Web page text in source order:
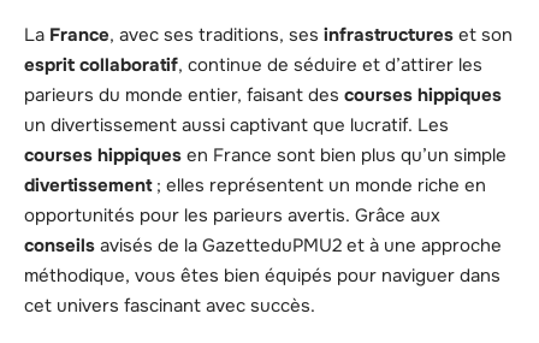
La France, avec ses traditions, ses infrastructures et son
esprit collaboratif, continue de séduire et d’attirer les
parieurs du monde entier, faisant des courses hippiques
un divertissement aussi captivant que lucratif. Les
courses hippiques en France sont bien plus qu’un simple
divertissement; elles représentent un monde riche en
opportunités pour les parieurs avertis. Grâce aux
conseils avisés de la GazetteduPMU2 et à une approche
méthodique, vous êtes bien équipés pour naviguer dans
cet univers fascinant avec succès.